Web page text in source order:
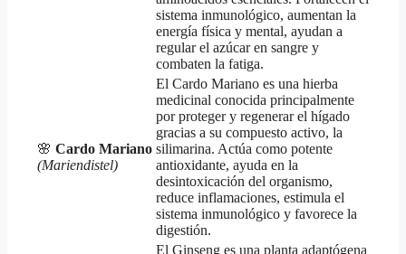
sistema inmunológico, aumentan la
energía física y mental, ayudan a
regular el azúcar en sangre y
combaten la fatiga.
🌸 Cardo Mariano
(Mariendistel)
El Cardo Mariano es una hierba
medicinal conocida principalmente
por proteger y regenerar el hígado
gracias a su compuesto activo, la
silimarina. Actúa como potente
antioxidante, ayuda en la
desintoxicación del organismo,
reduce inflamaciones, estimula el
sistema inmunológico y favorece la
digestión.
El Ginseng es una planta adaptógena